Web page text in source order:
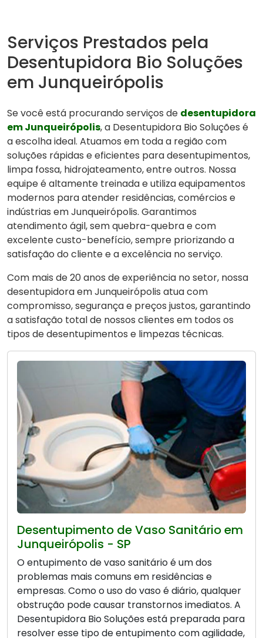
Serviços Prestados pela
Desentupidora Bio Soluções
em Junqueirópolis
Se você está procurando serviços de desentupidora
em Junqueirópolis, a Desentupidora Bio Soluções é
a escolha ideal. Atuamos em toda a região com
soluções rápidas e eficientes para desentupimentos,
limpa fossa, hidrojateamento, entre outros. Nossa
equipe é altamente treinada e utiliza equipamentos
modernos para atender residências, comércios e
indústrias em Junqueirópolis. Garantimos
atendimento ágil, sem quebra-quebra e com
excelente custo-benefício, sempre priorizando a
satisfação do cliente e a excelência no serviço.
Com mais de 20 anos de experiência no setor, nossa
desentupidora em Junqueirópolis atua com
compromisso, segurança e preços justos, garantindo
a satisfação total de nossos clientes em todos os
tipos de desentupimentos e limpezas técnicas.
Desentupimento de Vaso Sanitário em
Junqueirópolis - SP
O entupimento de vaso sanitário é um dos
problemas mais comuns em residências e
empresas. Como o uso do vaso é diário, qualquer
obstrução pode causar transtornos imediatos. A
Desentupidora Bio Soluções está preparada para
resolver esse tipo de entupimento com agilidade,